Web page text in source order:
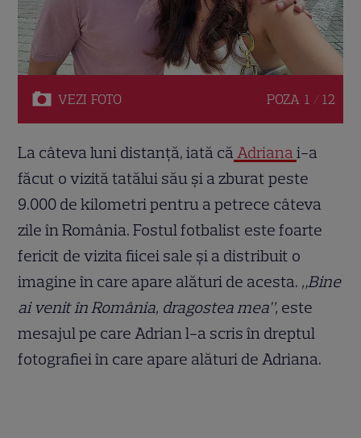
VEZI FOTO POZA 1 / 12
La câteva luni distanță, iată că Adrianai-a
făcut o vizită tatălui său și a zburat peste
9.000 de kilometri pentru a petrece câteva
zile în România. Fostul fotbalist este foarte
fericit de vizita fiicei sale și a distribuit o
imagine în care apare alături de acesta. „Bine
ai venit în România, dragostea mea”, este
mesajul pe care Adrian l-a scris în dreptul
fotografiei în care apare alături de Adriana.